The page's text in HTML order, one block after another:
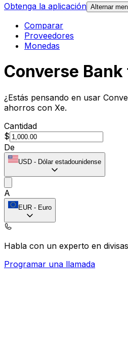
Obtenga la aplicación Alternar
Comparar
Proveedores
Monedas
Converse
¿Estás pensando en usar
ahorros con Xe.
Cantidad
$
De
USD - Dólar estadounidense
A
EUR - Euro
Habla con un experto en
Programar una llamada